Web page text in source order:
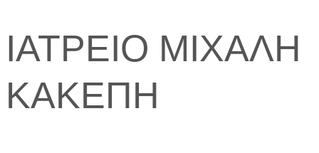
ΙΑΤΡΕΙΟ ΜΙΧΑΛΗ
ΚΑΚΕΠΗ